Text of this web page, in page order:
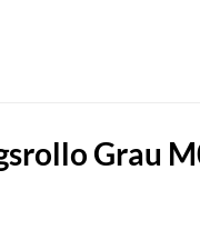
Grau